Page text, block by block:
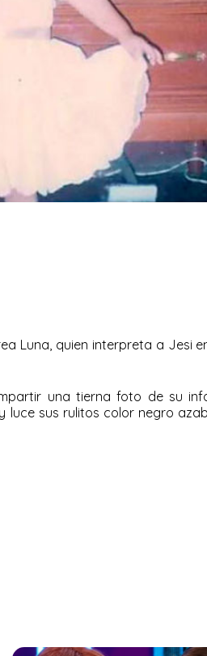
Luna, quien interpreta a Jesi
una tierna foto de su
luce sus rulitos color negro